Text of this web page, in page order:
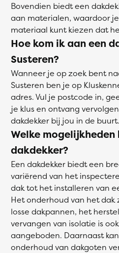
Bovendien biedt een
aan materialen, waardoor
materiaal kunt kiezen dat
Hoe kom ik aan een
Susteren?
Wanneer je op zoek bent
Susteren ben je op
adres. Vul je postcode in,
je klus en ontvang
dakdekker bij jou in de buurt.
Welke mogelijkheden
dakdekker?
Een dakdekker biedt een
variërend van het
dak tot het installeren van
Het onderhoud van het dak
losse dakpannen, het
vervangen van isolatie is
aangeboden. Daarnaast
onderhoud van dakgoten